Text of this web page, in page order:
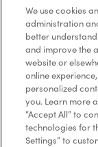
Accessibilité
Diagnostic
Contactez-nous
We use cookies
administration
better
and improve the
website or
online
personalized
you. Learn more
“Accept All” to
technologies for
Settings” to